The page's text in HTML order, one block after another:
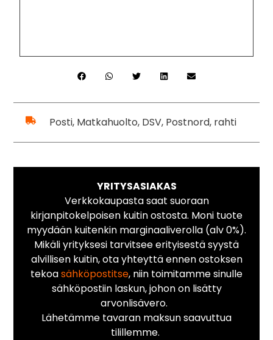
Posti, Matkahuolto, DSV, Postnord, rahti
YRITYSASIAKAS
Verkkokaupasta saat suoraan
kirjanpitokelpoisen kuitin ostosta. Moni tuote
myydään kuitenkin marginaaliverolla (alv 0%).
Mikäli yrityksesi tarvitsee erityisestä syystä
alvillisen kuitin, ota yhteyttä ennen ostoksen
tekoasähköpostitse, niin toimitamme sinulle
sähköpostiin laskun, johon on lisätty
arvonlisävero.
Lähetämme tavaran maksun saavuttua
tilillemme.